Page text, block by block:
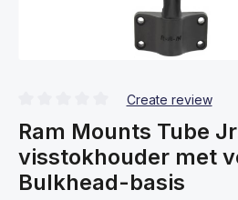
Gemiddelde waardering van 0 van
Create review
Ram Mounts Tube
visstokhouder met
Bulkhead-basis